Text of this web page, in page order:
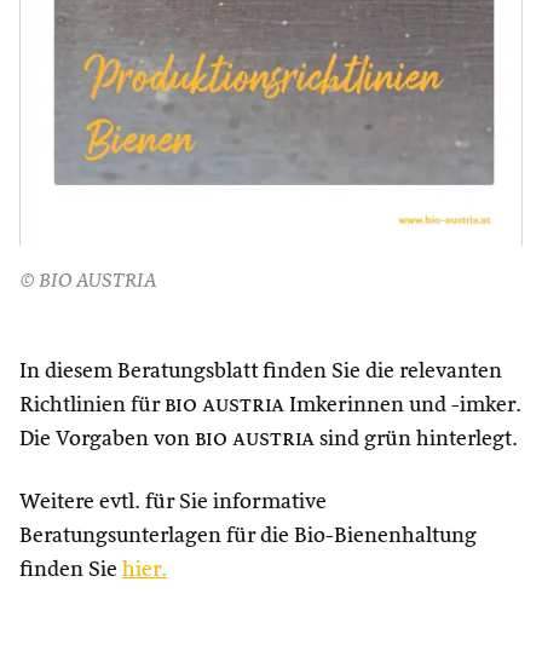
© BIO AUSTRIA
In diesem Beratungsblatt finden Sie die relevanten
Richtlinien für bio austria Imkerinnen und -imker.
Die Vorgaben von bio austria sind grün hinterlegt.
Weitere evtl. für Sie informative
Beratungsunterlagen für die Bio-Bienenhaltung
finden Sie hier.